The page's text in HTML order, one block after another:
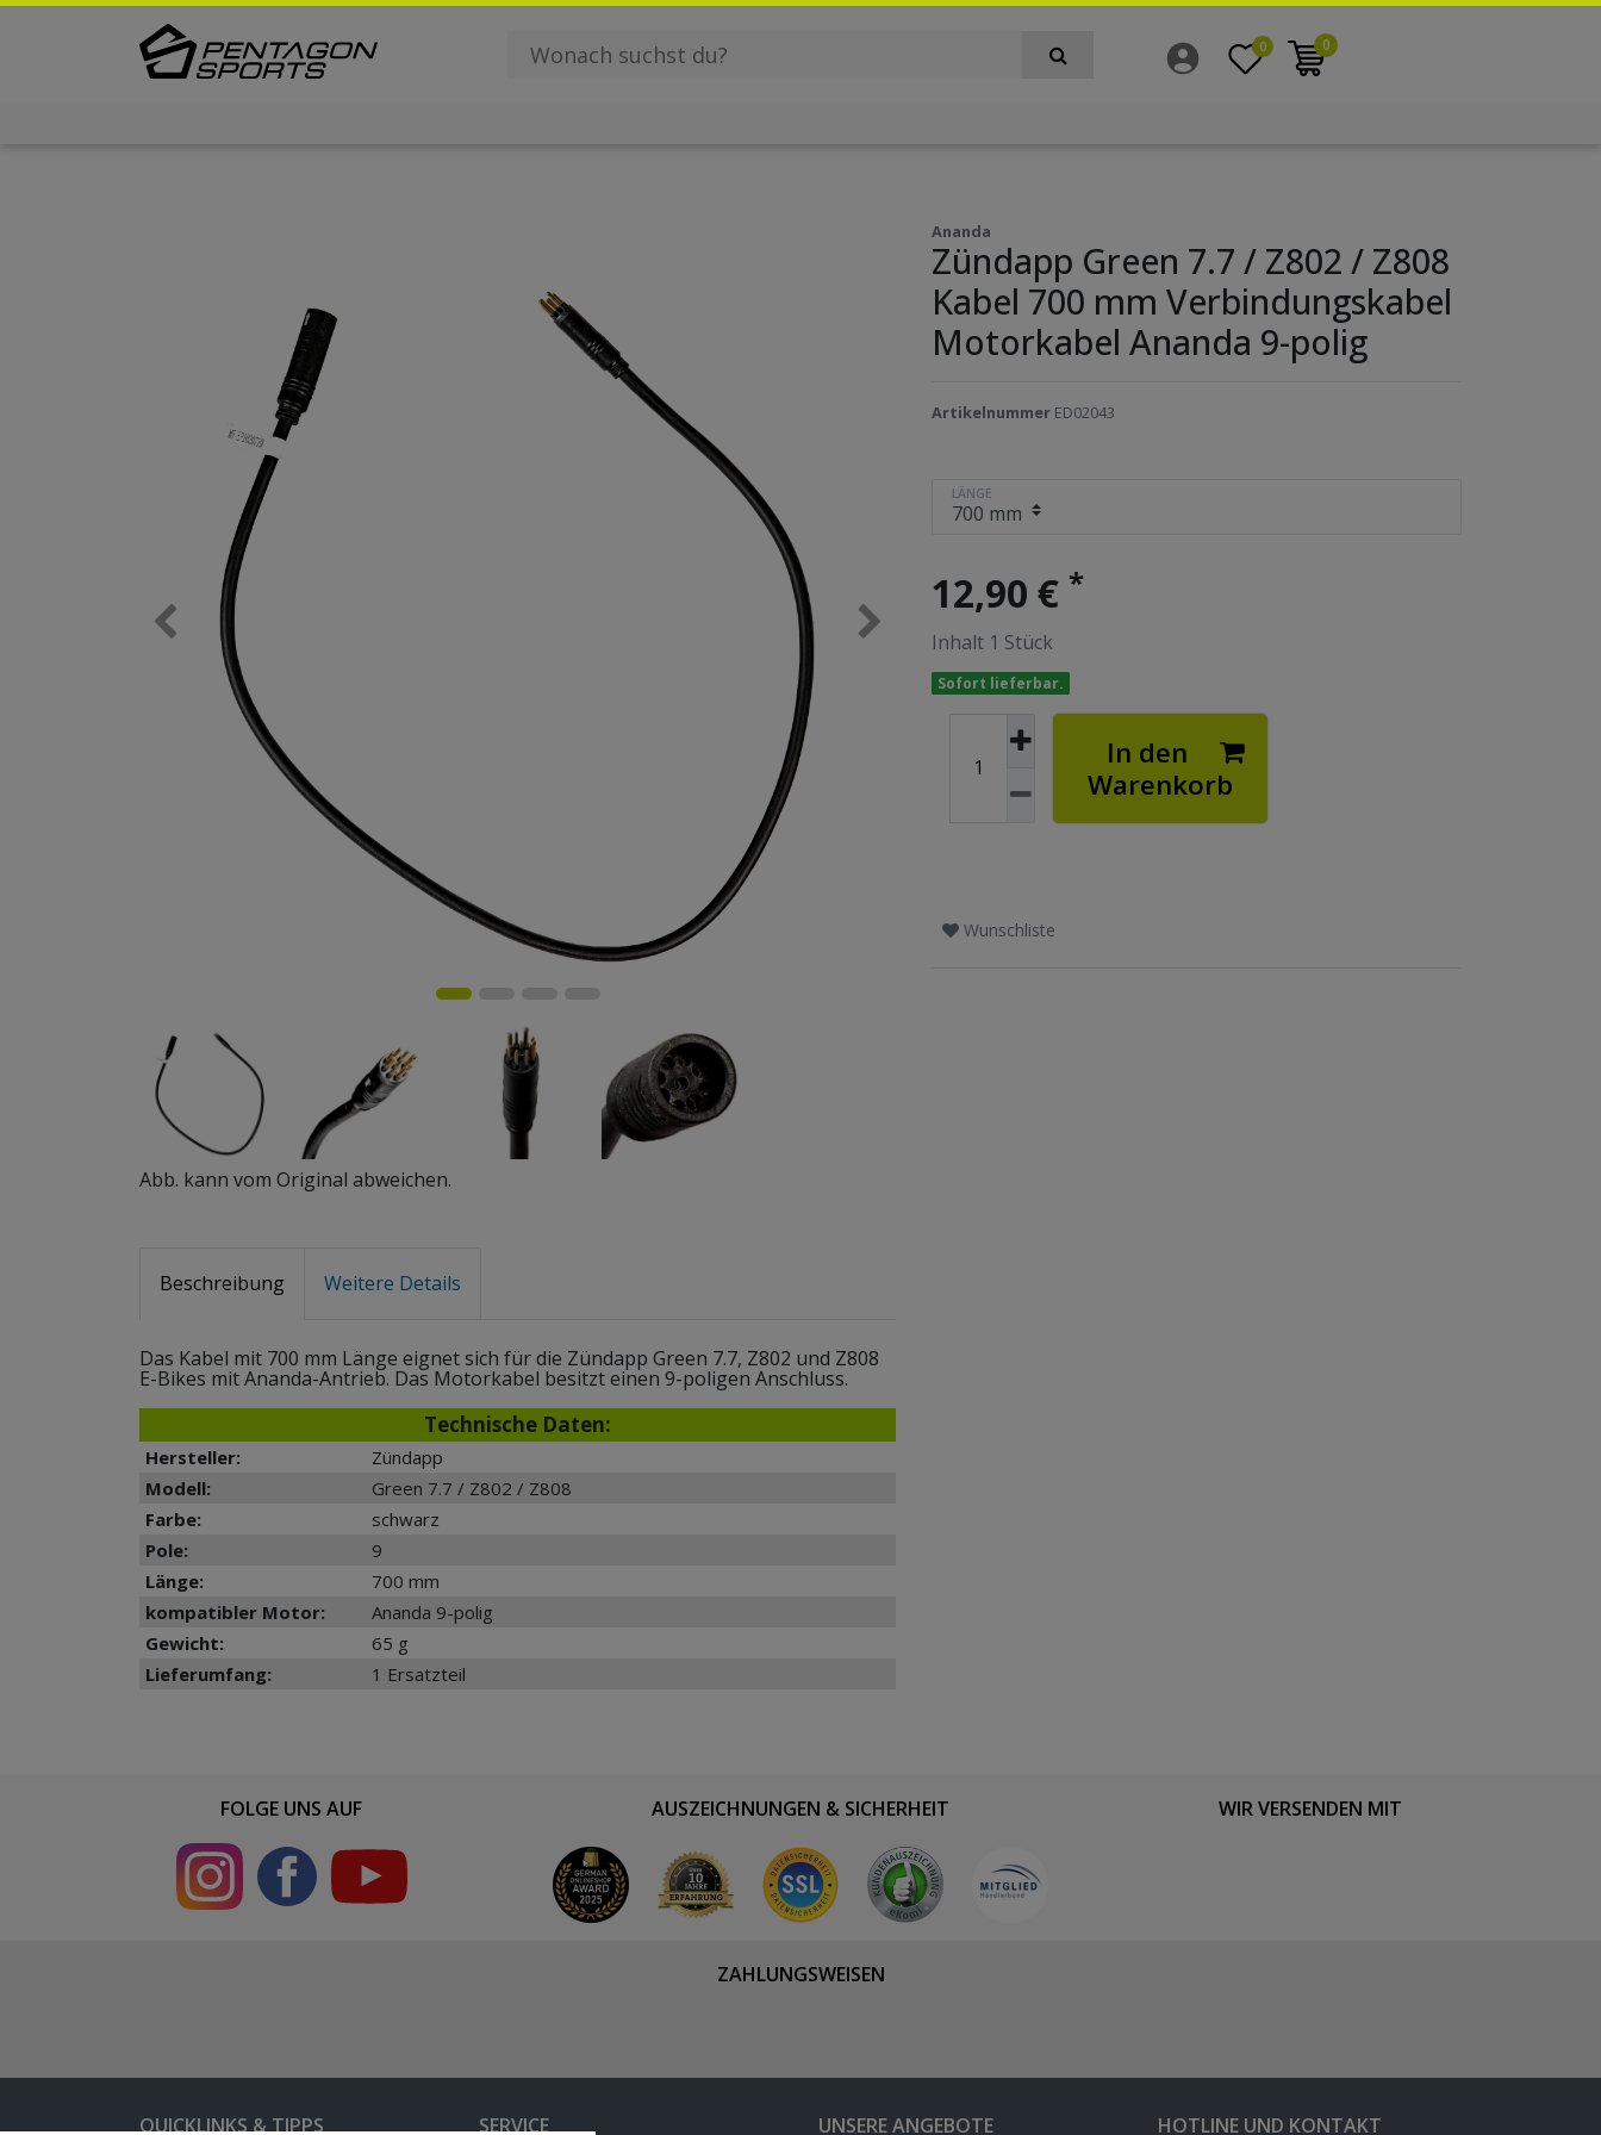
0 0
Abb. kann vom Original abweichen.
Ananda
Zündapp Green 7.7 / Z802 / Z808
Kabel 700 mm Verbindungskabel
Motorkabel Ananda 9-polig
Artikelnummer ED02043
LÄNGE
12,90 € *
Inhalt 1 Stück
Sofort lieferbar.
In den
Warenkorb
Wunschliste
Beschreibung Weitere Details
Das Kabel mit 700 mm Länge eignet sich für die Zündapp Green 7.7, Z802 und Z808
E-Bikes mit Ananda-Antrieb. Das Motorkabel besitzt einen 9-poligen Anschluss.
Technische Daten:
Hersteller:
Zündapp
Modell:
Green 7.7 / Z802 / Z808
Farbe:
schwarz
Pole:
9
Länge:
700 mm
kompatibler Motor:
Ananda 9-polig
Gewicht:
65 g
Lieferumfang:
1 Ersatzteil
FOLGE UNS AUF AUSZEICHNUNGEN & SICHERHEIT WIR VERSENDEN MIT
ZAHLUNGSWEISEN
QUICKLINKS & TIPPS SERVICE UNSERE ANGEBOTE HOTLINE UND KONTAKT